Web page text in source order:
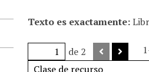
Texto es exactamente
de 2